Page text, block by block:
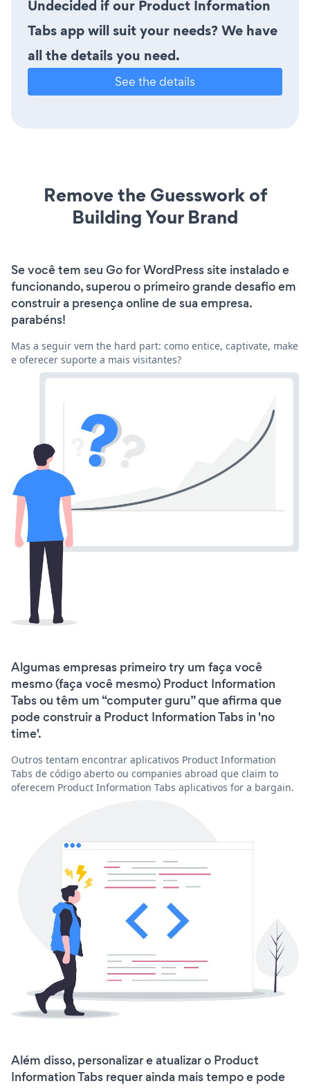
Undecided if our Product Information
Tabs app will suit your needs? We have
all the details you need.
See the details
Remove the Guesswork of
Building Your Brand
Se você tem seu Go for WordPress site instalado e
funcionando, superou o primeiro grande desafio em
construir a presença online de sua empresa.
parabéns!
Mas a seguir vem the hard part: como entice, captivate, make
e oferecer suporte a mais visitantes?
Algumas empresas primeiro try um faça você
mesmo (faça você mesmo) Product Information
Tabs ou têm um “computer guru” que afirma que
pode construir a Product Information Tabs in 'no
time'.
Outros tentam encontrar aplicativos Product Information
Tabs de código aberto ou companies abroad que claim to
oferecem Product Information Tabs aplicativos for a bargain.
Além disso, personalizar e atualizar o Product
Information Tabs requer ainda mais tempo e pode